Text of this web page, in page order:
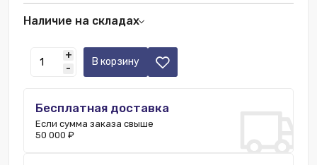
Наличие на складах
+
-
В корзину
Бесплатная доставка
Если сумма заказа свыше
50 000 ₽